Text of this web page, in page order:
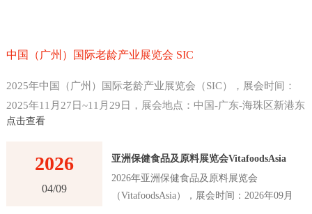
中国（广州）国际老龄产业展览会 SIC
2025年中国（广州）国际老龄产业展览会（SIC），展会时间：
2025年11月27日~11月29日，展会地点：中国-广东-海珠区新港东
路1000号-广州保利世贸博览馆，主办方：中国老龄产业协会 、
点击查看
2026
04/09
亚洲保健食品及原料展览会VitafoodsAsia
2026年亚洲保健食品及原料展览会
（VitafoodsAsia），展会时间：2026年09月